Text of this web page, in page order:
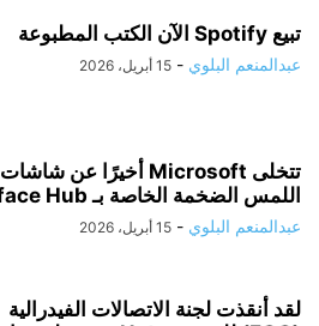
تبيع Spotify الآن الكتب المطبوعة
عبدالمنعم البلوي - 15 أبريل، 2026
تتخلى Microsoft أخيرًا عن شاشات
اللمس الضخمة الخاصة بـ Surface Hub
عبدالمنعم البلوي - 15 أبريل، 2026
لقد أنقذت لجنة الاتصالات الفيدرالية